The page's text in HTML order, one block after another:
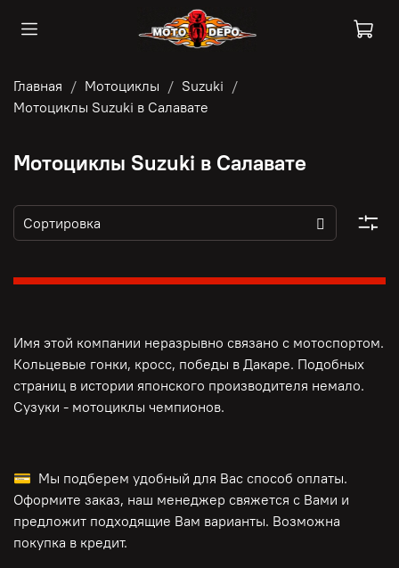
Главная Мотоциклы
Suzuki
Мотоциклы Suzuki в Салавате
Мотоциклы Suzuki в Салавате
Имя этой компании неразрывно связано с мотоспортом.
Кольцевые гонки, кросс, победы в Дакаре. Подобных
страниц в истории японского производителя немало.
Сузуки - мотоциклы чемпионов.
💳 Мы подберем удобный для Вас способ оплаты.
Оформите заказ, наш менеджер свяжется с Вами и
предложит подходящие Вам варианты. Возможна
покупка в кредит.